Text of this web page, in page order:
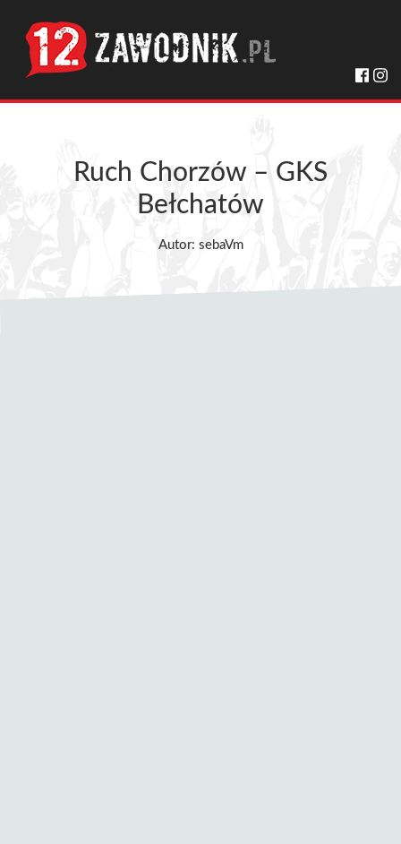
Ruch Chorzów – GKS
Bełchatów
Autor: sebaVm